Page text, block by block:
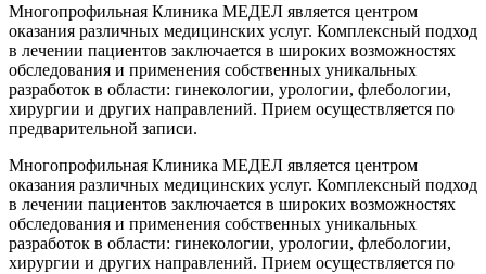
Многопрофильная Клиника МЕДЕЛ является центром
оказания различных медицинских услуг. Комплексный подход
в лечении пациентов заключается в широких возможностях
обследования и применения собственных уникальных
разработок в области: гинекологии, урологии, флебологии,
хирургии и других направлений. Прием осуществляется по
предварительной записи.
Многопрофильная Клиника МЕДЕЛ является центром
оказания различных медицинских услуг. Комплексный подход
в лечении пациентов заключается в широких возможностях
обследования и применения собственных уникальных
разработок в области: гинекологии, урологии, флебологии,
хирургии и других направлений. Прием осуществляется по